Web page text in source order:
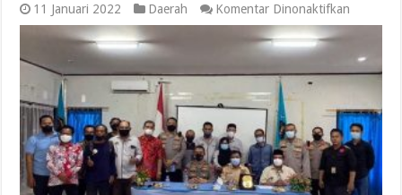
11 Januari 2022 Daerah Komentar Dinonaktifkan
Kaltim
Terima
Kapolda